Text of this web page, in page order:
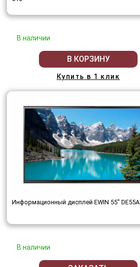
В наличии
В КОРЗИНУ
Купить в 1 клик
Информационный дисплей EWIN 55" DE55A
В наличии